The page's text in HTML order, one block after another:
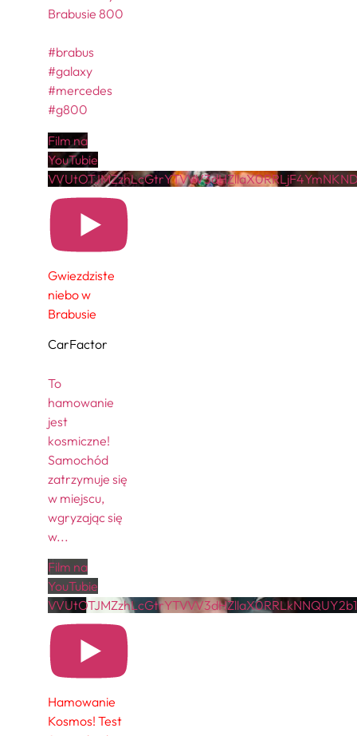
Brabusie 800
#brabus
#galaxy
#mercedes
#g800
Film na
YouTubie
Gwiezdziste
niebo w
Brabusie
CarFactor
To
hamowanie
jest
kosmiczne!
Samochód
zatrzymuje się
w miejscu,
wgryzając się
w...
Film na
YouTubie
Hamowanie
Kosmos! Test